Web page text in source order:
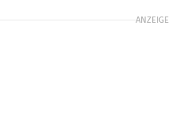
ANZEIGE